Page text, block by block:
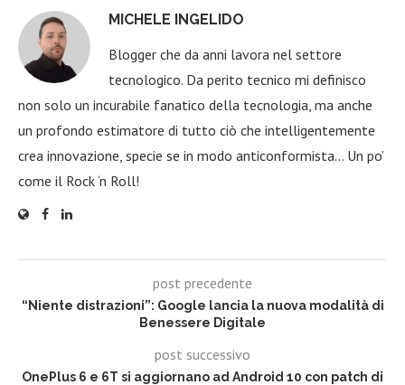
MICHELE INGELIDO
Blogger che da anni lavora nel settore
tecnologico. Da perito tecnico mi definisco
non solo un incurabile fanatico della tecnologia, ma anche
un profondo estimatore di tutto ciò che intelligentemente
crea innovazione, specie se in modo anticonformista… Un po’
come il Rock ‘n Roll!
post precedente
“Niente distrazioni”: Google lancia la nuova modalità di
Benessere Digitale
post successivo
OnePlus 6 e 6T si aggiornano ad Android 10 con patch di